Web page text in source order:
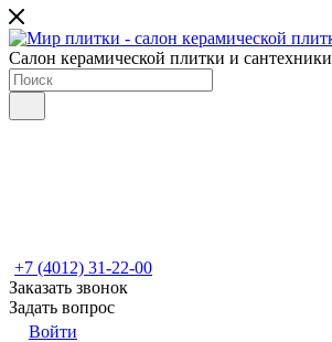
Салон керамической плитки и сантехники
+7 (4012) 31-22-00
Заказать звонок
Задать вопрос
Войти